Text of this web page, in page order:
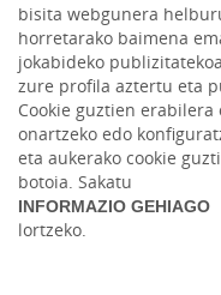
bisita webgunera
horretarako baimena
jokabideko
zure profila aztertu eta
Cookie guztien erabilera
onartzeko edo
eta aukerako cookie
botoia. Sakatu
INFORMAZIO GEHIAGO
lortzeko.
HACER AQUÍ,
CRECER AQUÍ.